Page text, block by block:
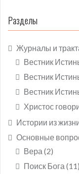
Разделы
Журналы и
Вестник
Вестник
Вестник
Христос
Истории из
Основные
Вера (2)
Поиск Бога (11)